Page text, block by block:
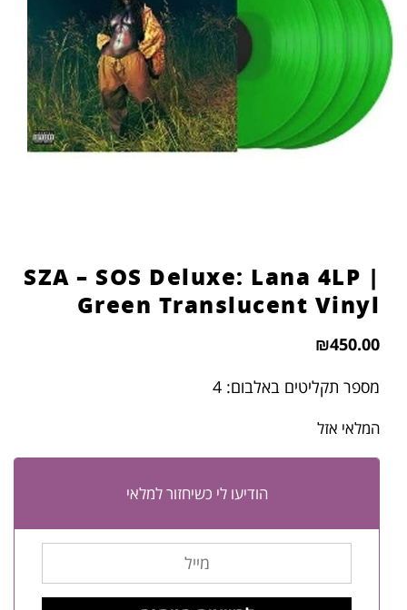
SZA – SOS Deluxe: Lana 4LP |
Green Translucent Vinyl
₪450.00
מספר תקליטים באלבום: 4
המלאי אזל
הודיעו לי כשיחזור למלאי